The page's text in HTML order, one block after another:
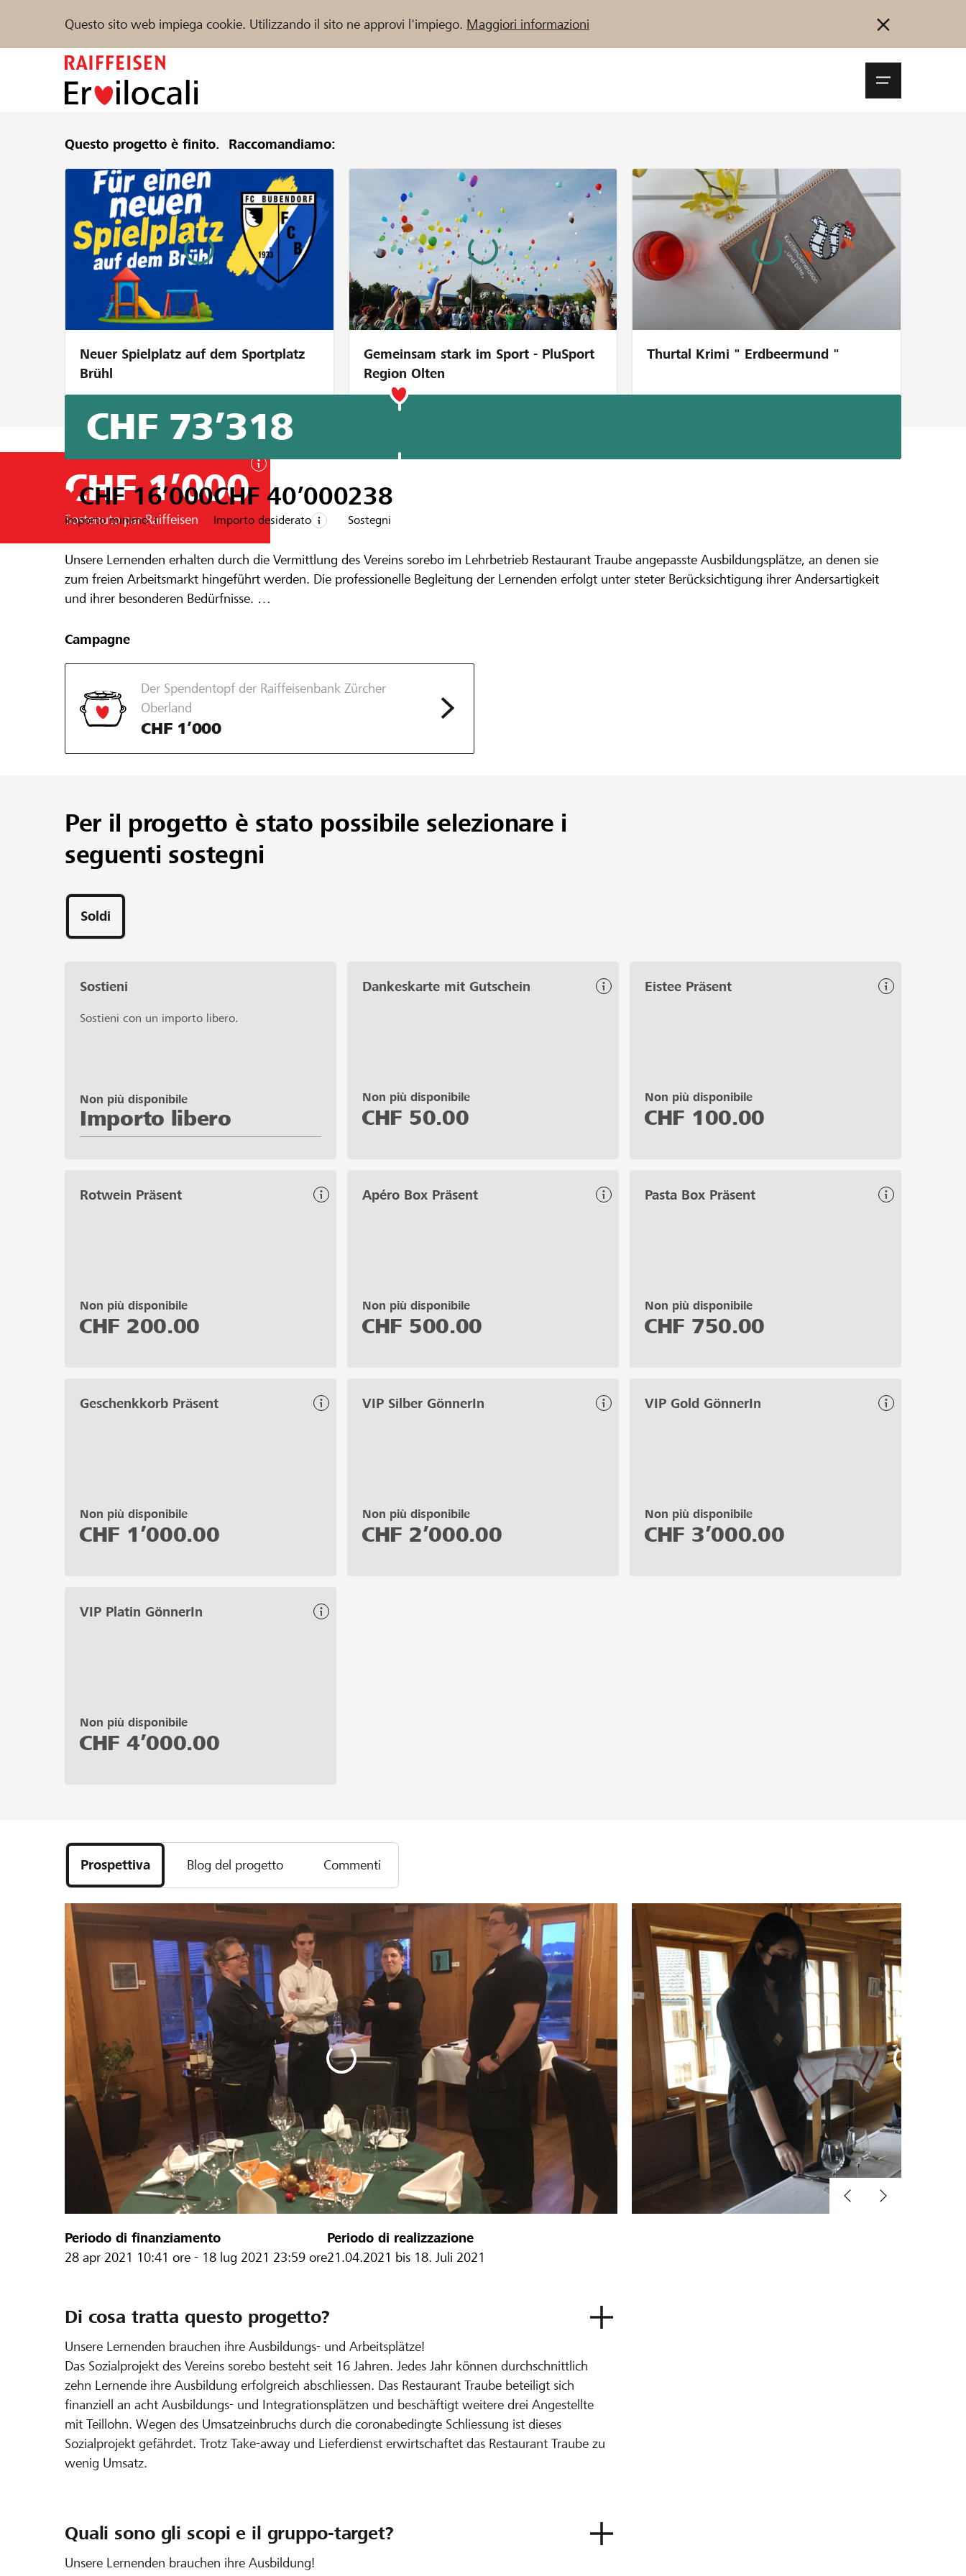
Questo sito web impiega cookie. Utilizzando il sito ne approvi l'impiego. Maggiori informazioni
Sostenere Aiuto & supporto Partner / Banche Raiffeisen
Trova progetti e organizzazioni Inizia ora
FR IT
Questo progetto è finito. Raccomandiamo:
Neuer Spielplatz auf dem Sportplatz
Brühl
Gemeinsam stark im Sport - PluSport
Region Olten
Thurtal Krimi " Erdbeermund "
CHF 1’000
Sostenuto par Raiffeisen
Unsere Lernenden brauchen Sie
Un progetto della regione della Raiffeisenbank Zürcher Oberland
Unsere Lernenden erhalten durch die Vermittlung des Vereins sorebo im Lehrbetrieb Restaurant Traube angepasste Ausbildungsplätze, an denen sie
zum freien Arbeitsmarkt hingeführt werden. Die professionelle Begleitung der Lernenden erfolgt unter steter Berücksichtigung ihrer Andersartigkeit
und ihrer besonderen Bedürfnisse.
CHF 73’318
CHF 16’000
Importo minimo
CHF 40’000
Importo desiderato
238
Sostegni
Campagne
Der Spendentopf der Raiffeisenbank Zürcher
Oberland
CHF 1’000
Per il progetto è stato possibile selezionare i
seguenti sostegni
Soldi
Sostieni
Sostieni con un importo libero.
Importo libero
Non più disponibile
Dankeskarte mit Gutschein
Non più disponibile
CHF 50.00
Eistee Präsent
Non più disponibile
CHF 100.00
Rotwein Präsent
Non più disponibile
CHF 200.00
Apéro Box Präsent
Non più disponibile
CHF 500.00
Pasta Box Präsent
Non più disponibile
CHF 750.00
Geschenkkorb Präsent
Non più disponibile
CHF 1’000.00
VIP Silber GönnerIn
Non più disponibile
CHF 2’000.00
VIP Gold GönnerIn
Non più disponibile
CHF 3’000.00
VIP Platin GönnerIn
Non più disponibile
CHF 4’000.00
Prospettiva Blog del progetto Commenti
Periodo di finanziamento
28 apr 2021 10:41 ore - 18 lug 2021 23:59 ore
Periodo di realizzazione
21.04.2021 bis 18. Juli 2021
Di cosa tratta questo progetto?
Unsere Lernenden brauchen ihre Ausbildungs- und Arbeitsplätze!
Das Sozialprojekt des Vereins sorebo besteht seit 16 Jahren. Jedes Jahr können durchschnittlich
zehn Lernende ihre Ausbildung erfolgreich abschliessen. Das Restaurant Traube beteiligt sich
finanziell an acht Ausbildungs- und Integrationsplätzen und beschäftigt weitere drei Angestellte
mit Teillohn. Wegen des Umsatzeinbruchs durch die coronabedingte Schliessung ist dieses
Sozialprojekt gefährdet. Trotz Take-away und Lieferdienst erwirtschaftet das Restaurant Traube zu
wenig Umsatz.
Quali sono gli scopi e il gruppo-target?
Unsere Lernenden brauchen ihre Ausbildung!